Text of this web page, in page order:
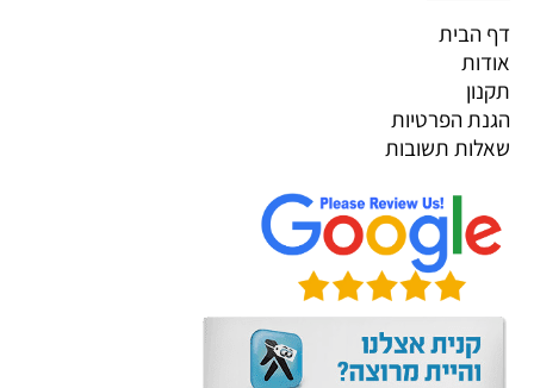
דף הבית
אודות
תקנון
הגנת הפרטיות
שאלות תשובות